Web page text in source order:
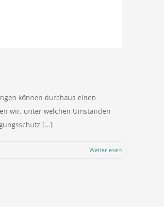
können durchaus einen
wir, unter welchen Umständen
[...]
Weiterlesen